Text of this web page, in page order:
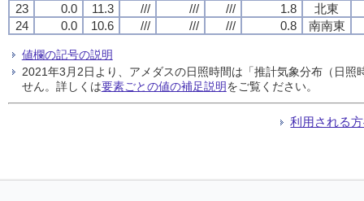
23
0.0 11.3 /// /// /// 1.8
北東
24
0.0 10.6 /// /// /// 0.8 南南東
値欄の記号の説明
2021年3月2日より、アメダスの日照時間は「推計気象分布（日
せん。詳しくは要素ごとの値の補足説明をご覧ください。
利用される